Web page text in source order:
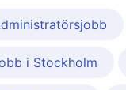
i Stockholm